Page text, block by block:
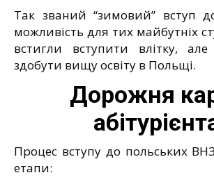
Так званий “зимовий” вступ
можливість для тих майбутніх
встигли вступити влітку,
здобути вищу освіту в Польщі.
Дорожня
Процес вступу до польських
етапи: